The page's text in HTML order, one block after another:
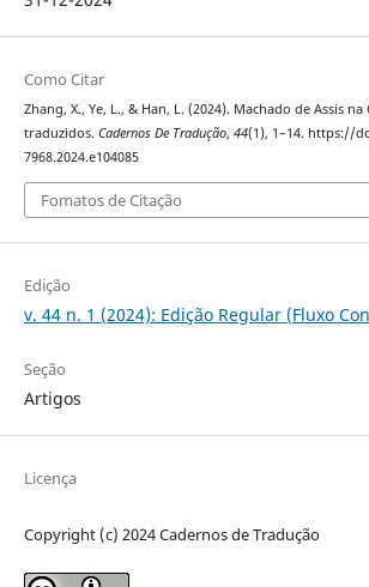
Como Citar
Zhang, X., Ye, L., & Han, L. (2024). Machado de Assis
traduzidos. Cadernos De Tradução, 44(1), 1–14. https://
7968.2024.e104085
Fomatos de Citação
Edição
v. 44 n. 1 (2024): Edição Regular (Fluxo
Seção
Artigos
Licença
Copyright (c) 2024 Cadernos de Tradução